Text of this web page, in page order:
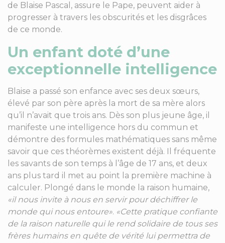
de Blaise Pascal, assure le Pape, peuvent aider à
progresser à travers les obscurités et les disgrâces
de ce monde.
Un enfant doté d’une
exceptionnelle intelligence
Blaise a passé son enfance avec ses deux sœurs,
élevé par son père après la mort de sa mère alors
qu’il n’avait que trois ans. Dès son plus jeune âge, il
manifeste une intelligence hors du commun et
démontre des formules mathématiques sans même
savoir que ces théorèmes existent déjà. Il fréquente
les savants de son temps à l’âge de 17 ans, et deux
ans plus tard il met au point la première machine à
calculer. Plongé dans le monde la raison humaine,
«il nous invite à nous en servir pour déchiffrer le
monde qui nous entoure». «Cette pratique confiante
de la raison naturelle qui le rend solidaire de tous ses
frères humains en quête de vérité lui permettra de